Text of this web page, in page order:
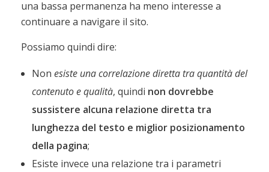
una bassa permanenza ha meno interesse a
continuare a navigare il sito.
Possiamo quindi dire:
Non esiste una correlazione diretta tra quantità del
contenuto e qualità, quindi non dovrebbe
sussistere alcuna relazione diretta tra
lunghezza del testo e miglior posizionamento
della pagina;
Esiste invece una relazione tra i parametri